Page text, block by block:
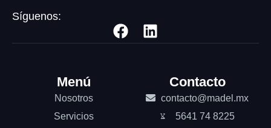
Síguenos:
Menú
Nosotros
Servicios
Contacto
contacto@madel.mx
5641 74 8225